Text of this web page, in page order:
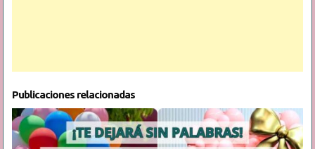
Publicaciones relacionadas